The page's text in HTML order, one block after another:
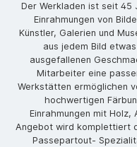
Der Werkladen ist seit
Einrahmungen von
Künstler, Galerien und
aus jedem Bild
ausgefallenen
Mitarbeiter eine
Werkstätten ermöglichen
hochwertigen
Einrahmungen mit Holz,
Angebot wird komplettiert
Passepartout-